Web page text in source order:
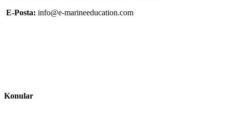
E-Posta: info@e-marineeducation.com
Konular